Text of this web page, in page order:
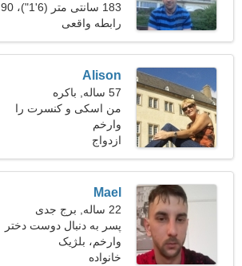
دنبال یک زن صمیمی هستم
183 سانتی متر (6'1")، 90
کیلوگرم (198 پوند)
رابطه واقعی
Alison
57 ساله, باکره
من اسکی و کنسرت را
ترجیح می دهم
وارخم
ازدواج
Mael
22 ساله, برج جدی
پسر به دنبال دوست دختر
است
وارخم، بلژیک
خانواده